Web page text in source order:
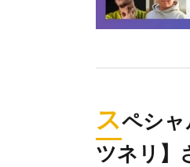
スペシャ
ツネリ】